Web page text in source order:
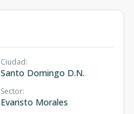
Ciudad:
Santo Domingo D.N.
Sector:
Evaristo Morales